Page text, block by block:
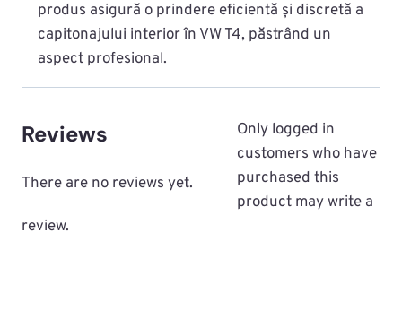
produs asigură o prindere eficientă și discretă a
capitonajului interior în VW T4, păstrând un
aspect profesional.
Reviews
There are no reviews yet.
Only logged in
customers who have
purchased this
product may write a
review.